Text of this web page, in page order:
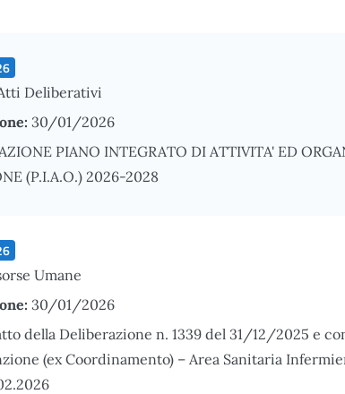
Deliberativi
30/01/2026
PIANO INTEGRATO DI ATTIVITA' ED
(P.I.A.O.) 2026-2028
Umane
30/01/2026
della Deliberazione n. 1339 del 31/12/2025 e
(ex Coordinamento) – Area Sanitaria